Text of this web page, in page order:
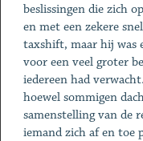
beslissingen die zich
en met een zekere
taxshift, maar hij was
voor een veel groter
iedereen had
hoewel sommigen
samenstelling van de
iemand zich af en toe